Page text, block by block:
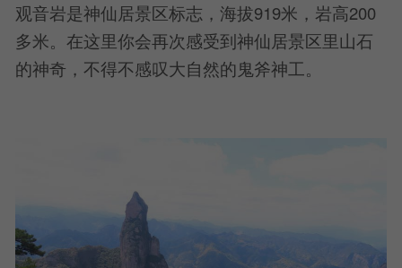
观音岩是神仙居景区标志，海拔919米，岩高200
多米。在这里你会再次感受到神仙居景区里山石
的神奇，不得不感叹大自然的鬼斧神工。